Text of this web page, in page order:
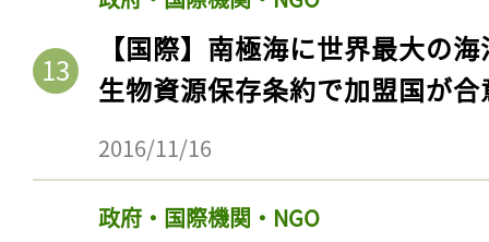
【国際】南極海に世界最大の
生物資源保存条約で加盟国が合
2016/11/16
政府・国際機関・NGO
ログインが必